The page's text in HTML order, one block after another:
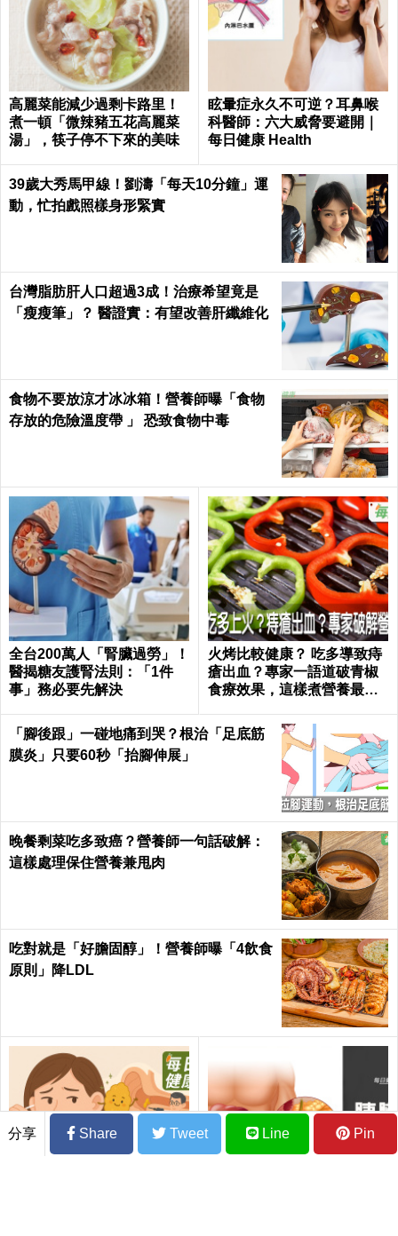
高麗菜能減少過剩卡路里！
煮一頓「微辣豬五花高麗菜
湯」，筷子停不下來的美味
眩暈症永久不可逆？耳鼻喉
科醫師：六大威脅要避開｜
每日健康 Health
39歲大秀馬甲線！劉濤「每天10分鐘」運
動，忙拍戲照樣身形緊實
台灣脂肪肝人口超過3成！治療希望竟是
「瘦瘦筆」？ 醫證實：有望改善肝纖維化
食物不要放涼才冰冰箱！營養師曝「食物
存放的危險溫度帶 」 恐致食物中毒
全台200萬人「腎臟過勞」！
醫揭糖友護腎法則：「1件
事」務必要先解決
火烤比較健康？ 吃多導致痔
瘡出血？專家一語道破青椒
食療效果，這樣煮營養最足
「腳後跟」一碰地痛到哭？根治「足底筋
膜炎」只要60秒「抬腳伸展」
晚餐剩菜吃多致癌？營養師一句話破解：
這樣處理保住營養兼甩肉
吃對就是「好膽固醇」！營養師曝「4飲食
原則」降LDL
分享 Share Tweet Line Pin